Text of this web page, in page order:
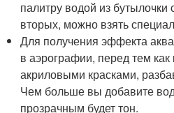
палитру водой из
вторых, можно взять
Для получения эффекта
в аэрографии, перед тем как
акриловыми красками,
Чем больше вы добавите
прозрачным будет тон.